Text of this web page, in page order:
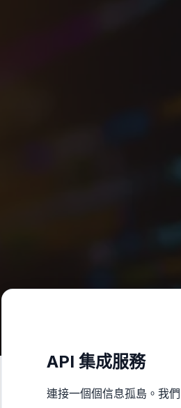
API 集成服務
連接一個個信息孤島。我